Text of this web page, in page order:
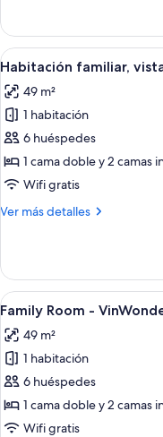
(Standard
Twin)
estándar
con
2
individuales
(Standard
Twin)
Abrir
todas
las
fotos
de
Habitación
familiar,
a
7
Habitación familiar,
49 m²
1 habitación
6 huéspedes
1 cama doble y 2 camas
Wifi gratis
Ver más detalles
Más
familiar,
vistas
a
piscina
Abrir
todas
las
fotos
de
Family
Room
9
Family Room -
49 m²
1 habitación
6 huéspedes
1 cama doble y 2 camas
Wifi gratis